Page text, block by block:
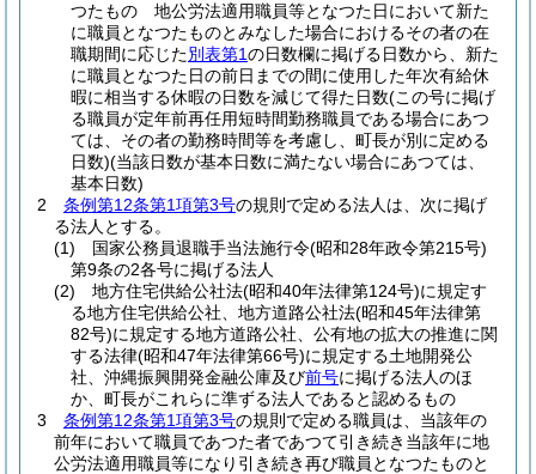
つたもの 地公労法適用職員等となつた日において新た
に職員となつたものとみなした場合におけるその者の在
職期間に応じた別表第1の日数欄に掲げる日数から、新た
に職員となつた日の前日までの間に使用した年次有給休
暇に相当する休暇の日数を減じて得た日数(この号に掲げ
る職員が定年前再任用短時間勤務職員である場合にあつ
ては、その者の勤務時間等を考慮し、町長が別に定める
日数)(当該日数が基本日数に満たない場合にあつては、
基本日数)
2
条例第12条第1項第3号の規則で定める法人は、次に掲げ
る法人とする。
(1)
国家公務員退職手当法施行令(昭和28年政令第215号)
第9条の2各号に掲げる法人
(2)
地方住宅供給公社法(昭和40年法律第124号)に規定す
る地方住宅供給公社、地方道路公社法(昭和45年法律第
82号)に規定する地方道路公社、公有地の拡大の推進に関
する法律(昭和47年法律第66号)に規定する土地開発公
社、沖縄振興開発金融公庫及び前号に掲げる法人のほ
か、町長がこれらに準ずる法人であると認めるもの
3
条例第12条第1項第3号の規則で定める職員は、当該年の
前年において職員であつた者であつて引き続き当該年に地
公労法適用職員等になり引き続き再び職員となつたものと